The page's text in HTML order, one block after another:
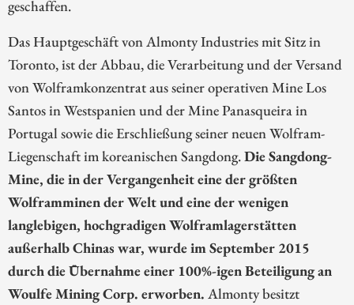
geschaffen.
Das Hauptgeschäft von Almonty Industries mit Sitz in
Toronto, ist der Abbau, die Verarbeitung und der Versand
von Wolframkonzentrat aus seiner operativen Mine Los
Santos in Westspanien und der Mine Panasqueira in
Portugal sowie die Erschließung seiner neuen Wolfram-
Liegenschaft im koreanischen Sangdong.Die Sangdong-
Mine, die in der Vergangenheit eine der größten
Wolframminen der Welt und eine der wenigen
langlebigen, hochgradigen Wolframlagerstätten
außerhalb Chinas war, wurde im September 2015
durch die Übernahme einer 100%-igen Beteiligung an
Woulfe Mining Corp. erworben. Almonty besitzt